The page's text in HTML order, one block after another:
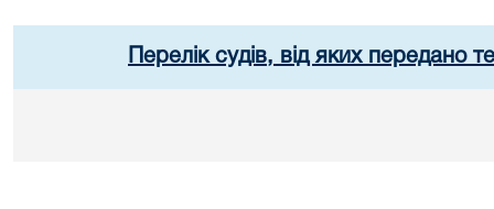
Перелік судів, від яких передано